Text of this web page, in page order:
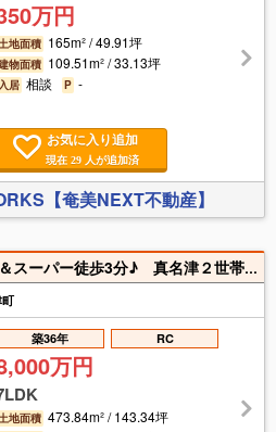
万円
土地面積 165m² / 49.91坪
物面積 109.51m² / 33.13坪
入居 相談P -
お気に入り追加
現在 29 人が追加済
【奄美NEXT不動産】
県病院徒歩８分♪ コンビニ＆スーパー徒歩3分♪ 真名津２世帯住宅♪
築36年 RC
万円
土地面積 473.84m² / 143.34坪